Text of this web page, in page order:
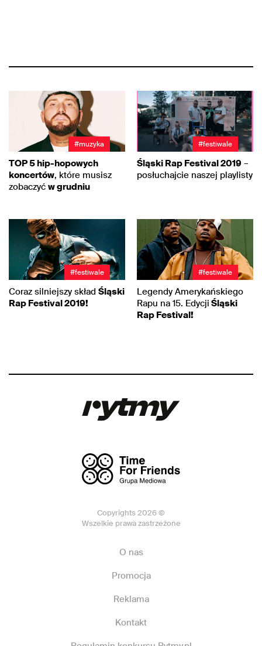
#muzyka
TOP 5 hip-hopowych
koncertów, które musisz
zobaczyć w grudniu
#festiwale
Śląski Rap Festival 2019 –
posłuchajcie naszej playlisty
#festiwale
Coraz silniejszy skład Śląski
Rap Festival 2019!
#festiwale
Legendy Amerykańskiego
Rapu na 15. Edycji Śląski
Rap Festival!
Copyrights 2026 ©
Wszelkie prawa zastrzeżone
O nas
Promocja
Reklama
Kontakt